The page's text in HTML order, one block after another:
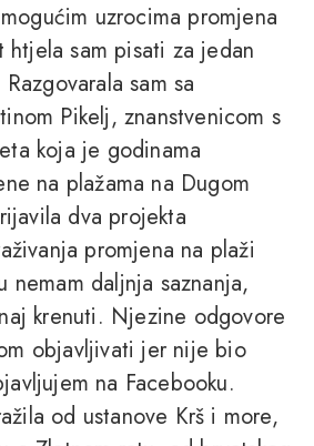
uzrocima promjena
htjela sam pisati za jedan
sam sa
Pikelj, znanstvenicom s
koja je godinama
na plažama na Dugom
dva projekta
promjena na plaži
nemam daljnja saznanja,
krenuti. Njezine odgovore
objavljivati jer nije bio
na Facebooku.
od ustanove Krš i more,